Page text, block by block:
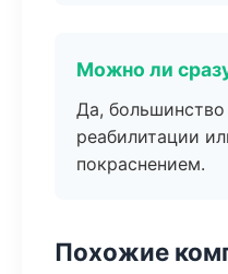
Можно ли
Да,
реабилитации
покраснением.
Похожие